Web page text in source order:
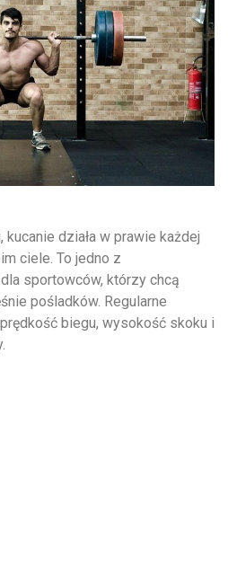
działa w prawie każdej
ciele. To jedno z
sportowców, którzy chcą
pośladków. Regularne
biegu, wysokość skoku i